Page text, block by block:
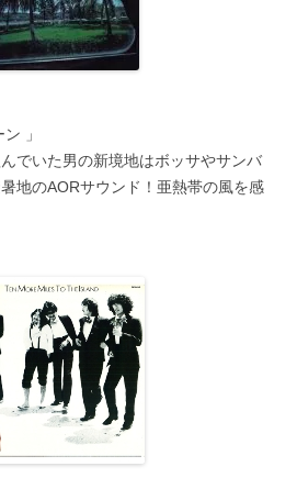
」
でいた男の新境地はボッサやサンバ
地のAORサウンド！亜熱帯の風を感